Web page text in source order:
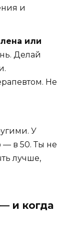
и
или
Делай
Не
У
— в 50. Ты не
лучше,
и когда